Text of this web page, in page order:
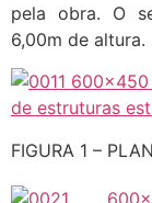
pela obra. O
6,00m de altura.
FIGURA 1 –